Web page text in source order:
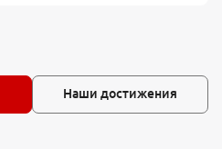
Наши достижения